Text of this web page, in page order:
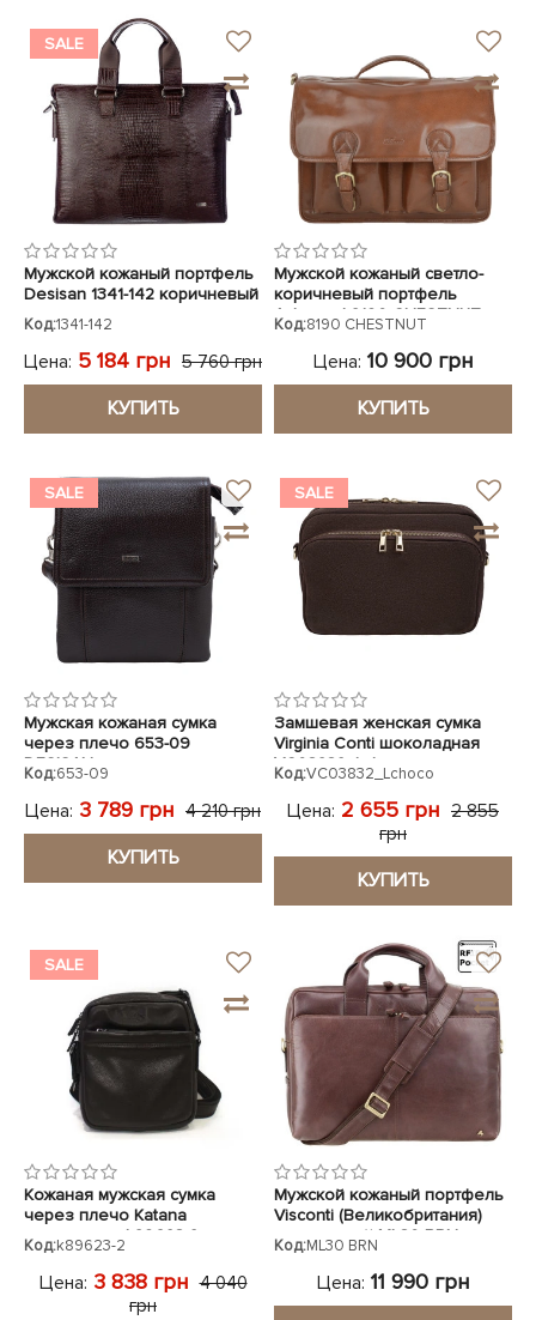
SALE
Мужской кожаный портфель
Desisan 1341-142 коричневый
Код:1341-142
Цена: 5 184 грн 5 760 грн
КУПИТЬ
Мужской кожаный светло-
коричневый портфель
Ashwood 8190 CHESTNUT
Код:8190 CHESTNUT
Цена: 10 900 грн
КУПИТЬ
SALE
Мужская кожаная сумка
через плечо 653-09
DESISAN коричневая
Код:653-09
Цена: 3 789 грн 4 210 грн
КУПИТЬ
SALE
Замшевая женская сумка
Virginia Conti шоколадная
VC03832_Lchoco
Код:VC03832_Lchoco
Цена: 2 655 грн 2 855
грн
КУПИТЬ
SALE
Кожаная мужская сумка
через плечо Katana
коричневая k89623-2
Код:k89623-2
Цена: 3 838 грн 4 040
грн
Мужской кожаный портфель
Visconti (Великобритания)
коричневый ML30 BRN
Код:ML30 BRN
Цена: 11 990 грн